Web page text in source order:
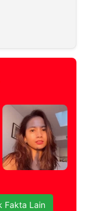
Fakta Lain